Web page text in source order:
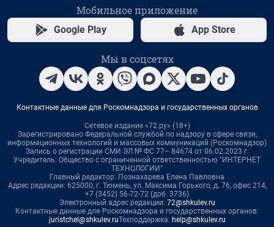
Мобильное приложение
Google Play App Store
Мы в соцсетях
Контактные данные для Роскомнадзора и государственных органов
Сетевое издание «72.ру» (18+)
Зарегистрировано Федеральной службой по надзору в сфере связи,
информационных технологий и массовых коммуникаций (Роскомнадзор)
Запись о регистрации СМИ ЭЛ № ФС 77– 84674 от 06.02.2023 г.
Учредитель: Общество с ограниченной ответственностью "ИНТЕРНЕТ
ТЕХНОЛОГИИ"
Главный редактор: Познахарева Елена Павловна
Адрес редакции: 625000, г. Тюмень, ул. Максима Горького, д. 76, офис 214,
+7 (3452) 56-72-72 (доб. 3736)
Электронный адрес редакции: 72@shkulev.ru
Контактные данные для Роскомнадзора и государственных органов:
juristchel@shkulev.ruТехподдержка: help@shkulev.ru